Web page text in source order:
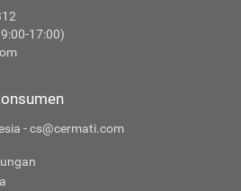
17:00)
- cs@cermati.com